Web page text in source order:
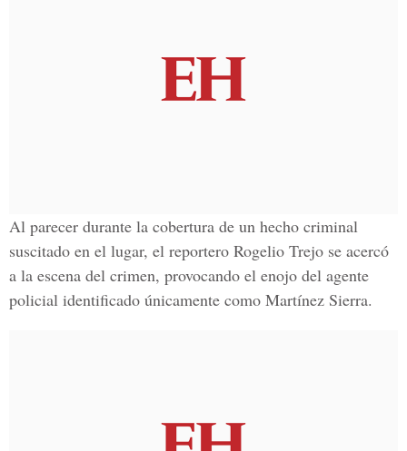
Al parecer durante la cobertura de un hecho criminal
suscitado en el lugar, el reportero Rogelio Trejo se acercó
a la escena del crimen, provocando el enojo del agente
policial identificado únicamente como Martínez Sierra.